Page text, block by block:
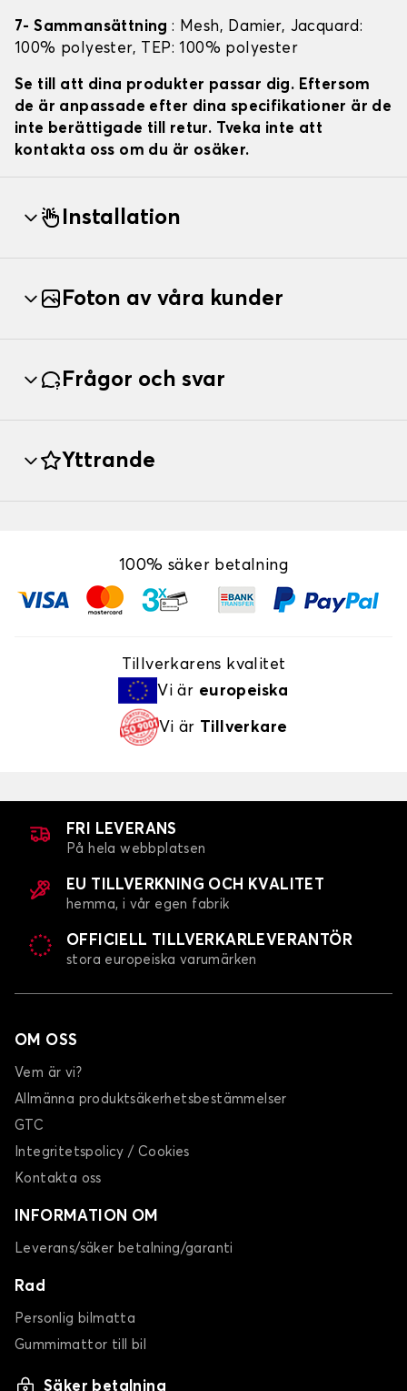
7- Sammansättning: Mesh, Damier, Jacquard:
100% polyester, TEP: 100% polyester
Se till att dina produkter passar dig. Eftersom
de är anpassade efter dina specifikationer är de
inte berättigade till retur. Tveka inte att
kontakta oss om du är osäker.
Installation
Foton av våra kunder
Frågor och svar
Yttrande
100% säker betalning
Tillverkarens kvalitet
Vi är europeiska
Vi är Tillverkare
FRI LEVERANS
På hela webbplatsen
EU TILLVERKNING OCH KVALITET
hemma, i vår egen fabrik
OFFICIELL TILLVERKARLEVERANTÖR
stora europeiska varumärken
OM OSS
Vem är vi?
Allmänna produktsäkerhetsbestämmelser
GTC
Integritetspolicy / Cookies
Kontakta oss
INFORMATION OM
Leverans/säker betalning/garanti
Rad
Personlig bilmatta
Gummimattor till bil
Säker betalning